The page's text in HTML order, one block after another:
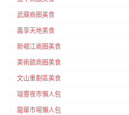
武廟商圈美食
義享天地美食
新崛江商圈美食
美術館商圈美食
文山重劃區美食
瑞豐夜市懶人包
龍華市場懶人包